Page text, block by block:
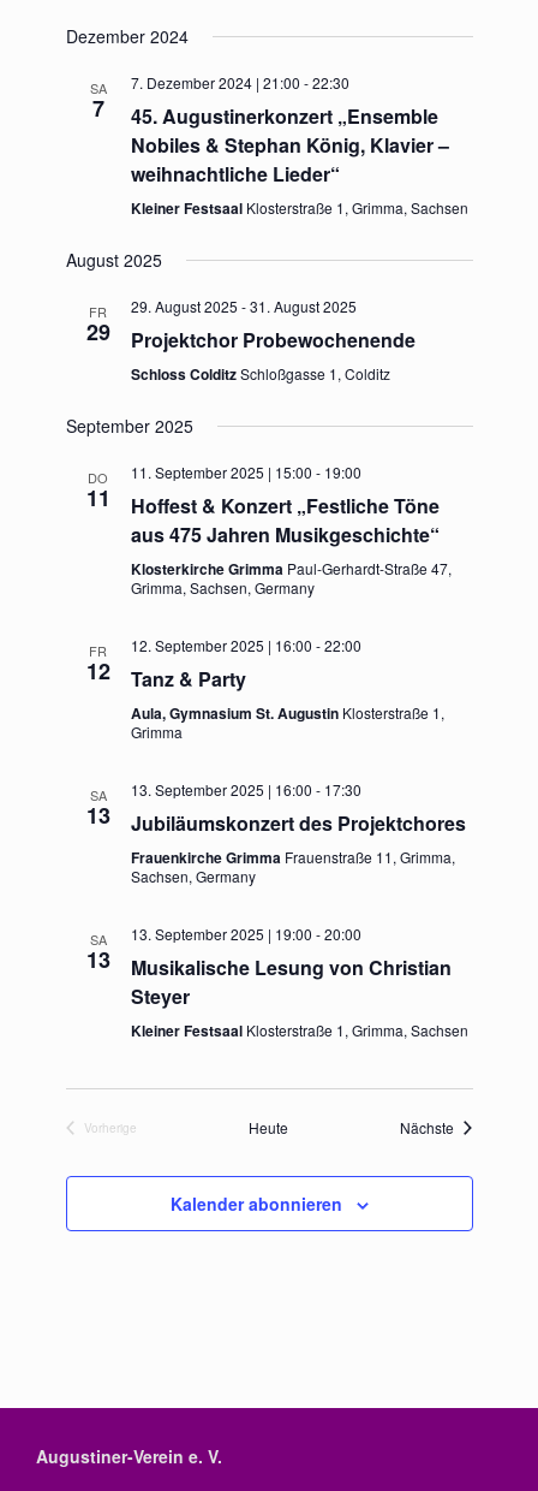
Dezember 2024
SA
7
7. Dezember 2024 | 21:00 -22:30
45. Augustinerkonzert „Ensemble
Nobiles & Stephan König, Klavier –
weihnachtliche Lieder“
Kleiner Festsaal Klosterstraße 1, Grimma, Sachsen
August 2025
FR
29
29. August 2025 -31. August 2025
Projektchor Probewochenende
Schloss ColditzSchloßgasse 1, Colditz
September 2025
DO
11
11. September 2025 | 15:00 - 19:00
Hoffest & Konzert „Festliche Töne
aus 475 Jahren Musikgeschichte“
Klosterkirche Grimma Paul-Gerhardt-Straße 47,
Grimma, Sachsen, Germany
FR
12
12. September 2025 | 16:00 -22:00
Tanz & Party
Aula, Gymnasium St. Augustin Klosterstraße 1,
Grimma
SA
13
13. September 2025 | 16:00 - 17:30
Jubiläumskonzert des Projektchores
Frauenkirche Grimma Frauenstraße 11, Grimma,
Sachsen, Germany
SA
13
13. September 2025 | 19:00 -20:00
Musikalische Lesung von Christian
Steyer
Kleiner Festsaal Klosterstraße 1, Grimma, Sachsen
Vorherige
Heute Nächste
Kalender abonnieren
Augustiner-Verein e. V.